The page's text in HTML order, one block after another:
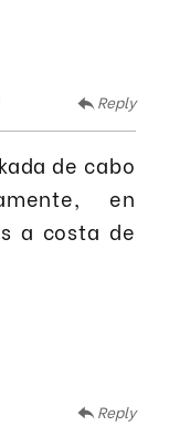
Reply
de cabo
en
a costa de
Reply